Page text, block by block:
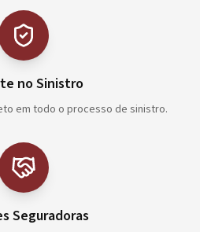
no Sinistro
em todo o processo de sinistro.
Seguradoras